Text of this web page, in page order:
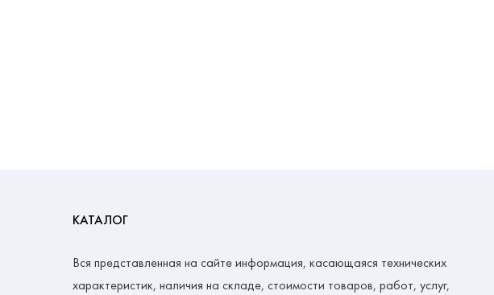
КАТАЛОГ
Вся представленная на сайте информация, касающаяся технических
характеристик, наличия на складе, стоимости товаров, работ, услуг,